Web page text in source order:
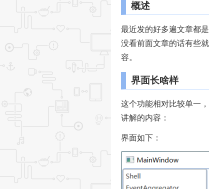
概述
最近发的好多遍文章都
没看前面文章的话有些
容。
界面长啥样
这个功能相对比较单一
讲解的内容：
界面如下：